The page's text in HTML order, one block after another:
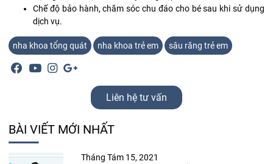
Chế độ bảo hành, chăm sóc chu đáo cho bé sau khi sử dụng
dịch vụ.
nha khoa tổng quát nha khoa trẻ em sâu răng trẻ em
Liên hệ tư vấn
BÀI VIẾT MỚI NHẤT
Tháng Tám 15, 2021